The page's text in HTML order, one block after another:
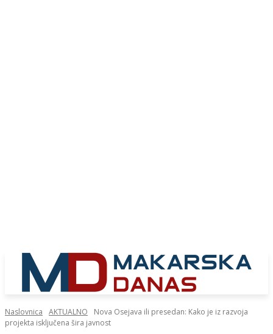
Naslovnica AKTUALNO
Nova Osejava ili presedan: Kako je iz razvoja
projekta isključena šira javnost